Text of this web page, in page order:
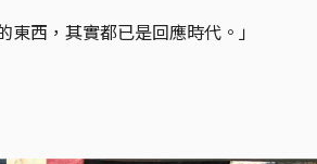
東西，其實都已是回應時代。」